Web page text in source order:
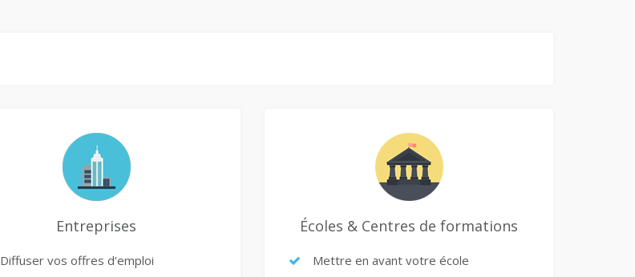
Entreprises
Diffuser vos offres d'emploi
Écoles & Centres de formations
Mettre en avant votre école